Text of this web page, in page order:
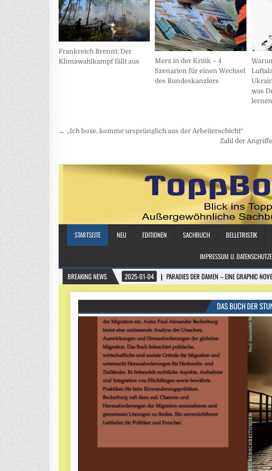
Frankreich Brennt: Der
Klimawahlkampf fällt aus
Merz in der Kritik – 4
Szenarien für einen Wechsel
des Bundeskanzlers
was
Beitragsnavigation
← „Ich boxe, komme ursprünglich aus der Arbeiterschicht“
Zahl der